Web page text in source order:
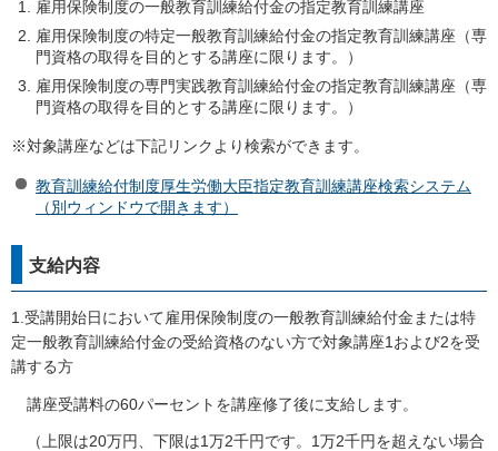
雇用保険制度の一般教育訓練給付金の指定教育訓練講座
雇用保険制度の特定一般教育訓練給付金の指定教育訓練講座（専
門資格の取得を目的とする講座に限ります。）
雇用保険制度の専門実践教育訓練給付金の指定教育訓練講座（専
門資格の取得を目的とする講座に限ります。）
※対象講座などは下記リンクより検索ができます。
教育訓練給付制度厚生労働大臣指定教育訓練講座検索システム
（別ウィンドウで開きます）
支給内容
1.受講開始日において雇用保険制度の一般教育訓練給付金または特
定一般教育訓練給付金の受給資格のない方で対象講座1および2を受
講する方
講座受講料の60パーセントを講座修了後に支給します。
（上限は20万円、下限は1万2千円です。1万2千円を超えない場合